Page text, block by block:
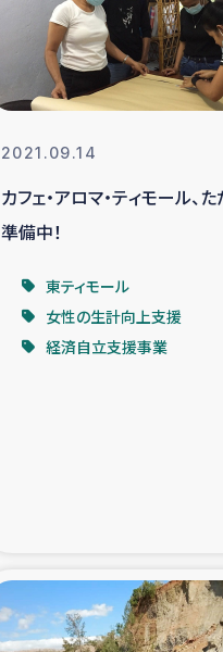
仮設住
イン
ガザ
ガザ地区
ふりかけ普
2021.09.14
カフェ・アロマ・ティモール、
準備中！
東ティモール
女性の生計向上支援
経済自立支援事業